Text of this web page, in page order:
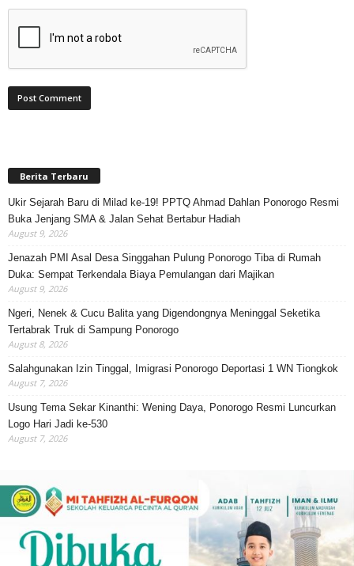
Berita Terbaru
Ukir Sejarah Baru di Milad ke-19! PPTQ Ahmad Dahlan Ponorogo Resmi
Buka Jenjang SMA & Jalan Sehat Bertabur Hadiah
August 9, 2026
Jenazah PMI Asal Desa Singgahan Pulung Ponorogo Tiba di Rumah
Duka: Sempat Terkendala Biaya Pemulangan dari Majikan
August 9, 2026
Ngeri, Nenek & Cucu Balita yang Digendongnya Meninggal Seketika
Tertabrak Truk di Sampung Ponorogo
August 8, 2026
Salahgunakan Izin Tinggal, Imigrasi Ponorogo Deportasi 1 WN Tiongkok
August 7, 2026
Usung Tema Sekar Kinanthi: Wening Daya, Ponorogo Resmi Luncurkan
Logo Hari Jadi ke-530
August 7, 2026